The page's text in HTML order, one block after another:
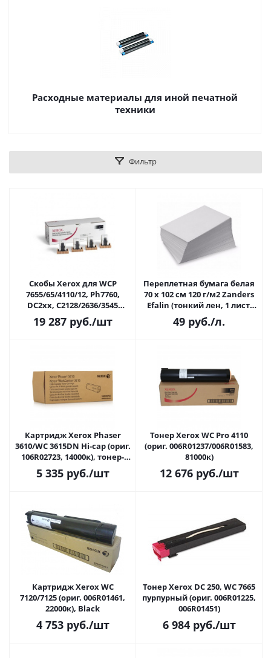
Расходные материалы для иной печатной
техники
Фильтр
Скобы Xerox для WCP
7655/65/4110/12, Ph7760,
DC2xx, C2128/2636/3545
(008R12925), картридж со
скобами 4x5000шт.
19 287руб./шт
Переплетная бумага белая
70 х 102 см 120 г/м2 Zanders
Efalin (тонкий лен, 1 лист,
арт. 109)
49 руб./л.
Картридж Xerox Phaser
3610/WC 3615DN Hi-cap (ориг.
106R02723, 14000к), тонер-
картридж
5 335руб./шт
Тонер Xerox WC Pro 4110
(ориг. 006R01237/006R01583,
81000к)
12 676руб./шт
Картридж Xerox WC
7120/7125 (ориг. 006R01461,
22000к), Black
4 753руб./шт
Тонер Xerox DC 250, WC 7665
пурпурный (ориг. 006R01225,
006R01451)
6 984руб./шт